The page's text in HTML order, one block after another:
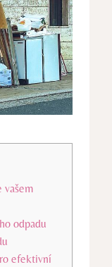
vašem
odpadu
efektivní